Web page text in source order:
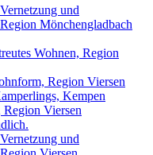
und
Mönchengladbach
Wohnen, Region
Region Viersen
Kempen
Region Viersen
und